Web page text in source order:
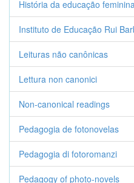
História da educação
Instituto de Educação Rui
Leituras não canônicas
Lettura non canonici
Non-canonical readings
Pedagogia de fotonovelas
Pedagogia di fotoromanzi
Pedagogy of photo-novels